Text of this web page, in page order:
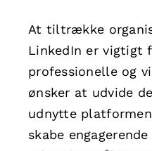
At tiltrække
LinkedIn er vigtigt
professionelle og
ønsker at udvide
udnytte
skabe